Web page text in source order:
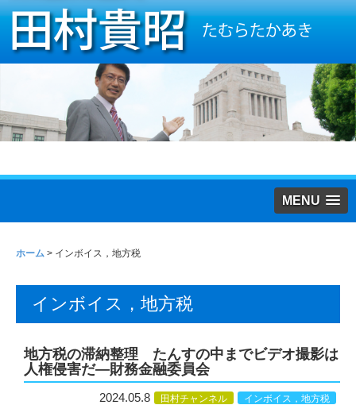
MENU
ホーム > インボイス，地方税
インボイス，地方税
地方税の滞納整理 たんすの中までビデオ撮影は
人権侵害だ―財務金融委員会
2024.05.8 田村チャンネル インボイス，地方税